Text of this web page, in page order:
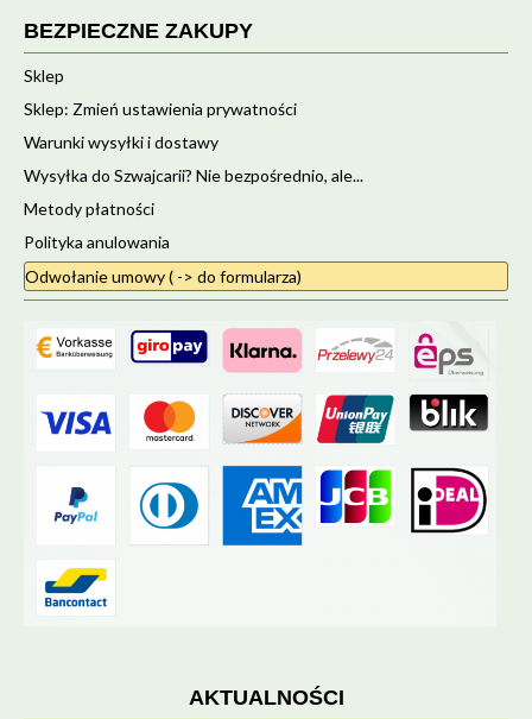
BEZPIECZNE ZAKUPY
Sklep
Sklep: Zmień ustawienia prywatności
Warunki wysyłki i dostawy
Wysyłka do Szwajcarii? Nie bezpośrednio, ale...
Metody płatności
Polityka anulowania
Odwołanie umowy ( -> do formularza)
AKTUALNOŚCI